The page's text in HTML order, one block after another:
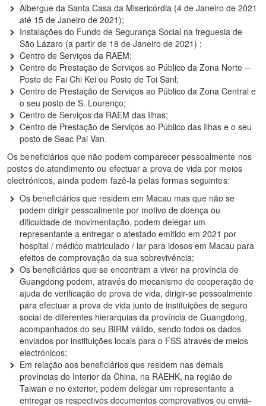
Albergue da Santa Casa da Misericórdia (4 de Janeiro de 2021
até 15 de Janeiro de 2021);
Instalações do Fundo de Segurança Social na freguesia de
São Lázaro (a partir de 18 de Janeiro de 2021) ;
Centro de Serviços da RAEM;
Centro de Prestação de Serviços ao Público da Zona Norte ─
Posto de Fai Chi Kei ou Posto de Toi Sanl;
Centro de Prestação de Serviços ao Público da Zona Central e
o seu posto de S. Lourenço;
Centro de Serviços da RAEM das Ilhas;
Centro de Prestação de Serviços ao Público das Ilhas e o seu
posto de Seac Pai Van.
Os beneficiários que não podem comparecer pessoalmente nos
postos de atendimento ou efectuar a prova de vida por meios
electrónicos, ainda podem fazê-la pelas formas seguintes:
Os beneficiários que residem em Macau mas que não se
podem dirigir pessoalmente por motivo de doença ou
dificuldade de movimentação, podem delegar um
representante a entregar o atestado emitido em 2021 por
hospital / médico matriculado / lar para idosos em Macau para
efeitos de comprovação da sua sobrevivência;
Os beneficiários que se encontram a viver na província de
Guangdong podem, através do mecanismo de cooperação de
ajuda de verificação de prova de vida, dirigir-se pessoalmente
para efectuar a prova de vida junto de instituições de seguro
social de diferentes hierarquias da província de Guangdong,
acompanhados do seu BIRM válido, sendo todos os dados
enviados por instituições locais para o FSS através de meios
electrónicos;
Em relação aos beneficiários que residem nas demais
províncias do Interior da China, na RAEHK, na região de
Taiwan e no exterior, podem delegar um representante a
entregar os respectivos documentos comprovativos ou enviá-